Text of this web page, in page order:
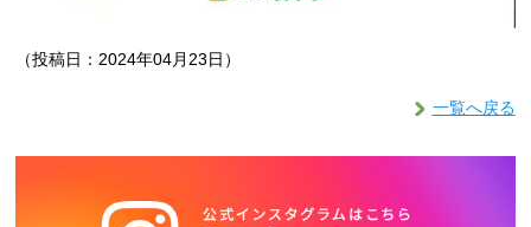
（投稿日：2024年04月23日）
一覧へ戻る